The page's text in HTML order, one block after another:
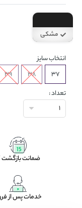
مشکی
انتخاب سایز
37
38
39
تعداد :
1
ضمانت بازگشت
خدمات پس از